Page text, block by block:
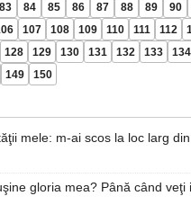
83 84 85 86 87 88 89 90
107 108 109 110 111 112
128 129 130 131 132 133 134
149 150
mele: m-ai scos la loc larg
gloria mea? Până când